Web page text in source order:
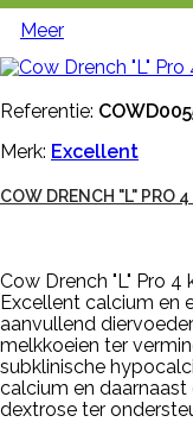
Meer
Referentie:
Merk: Excellent
COW DRENCH "L" PRO 4
Cow Drench "L" Pro
Excellent calcium en
aanvullend
melkkoeien ter
subklinische
calcium en
dextrose ter